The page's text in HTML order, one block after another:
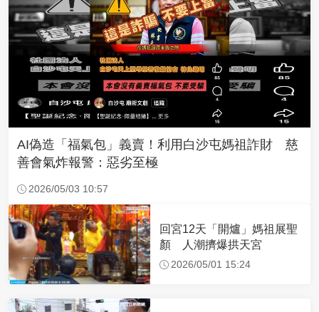
AI偽造「福氣包」義賣！利用白沙屯媽祖詐財 慈
善會氣炸報警：惡劣至極
2026/05/03 10:57
回宮12天「開爐」媽祖展聖
顏 人潮擠爆拱天宮
2026/05/01 15:24